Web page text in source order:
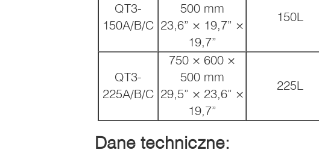
QT3-
150A/B/C
500 mm
23,6” × 19,7” ×
19,7”
150L
QT3-
225A/B/C
750 × 600 ×
500 mm
29,5” × 23,6” ×
19,7”
225L
Dane techniczne: